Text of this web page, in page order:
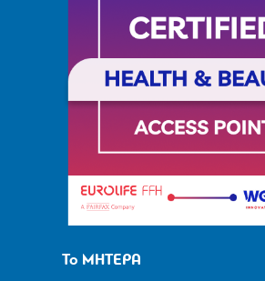
Το ΜΗΤΕΡΑ